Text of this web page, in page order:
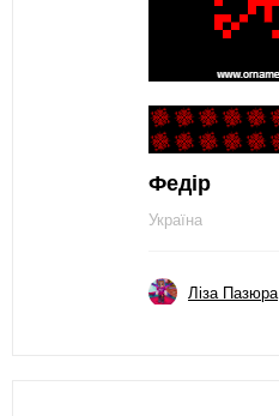
Федір
Україна
Ліза Пазюра